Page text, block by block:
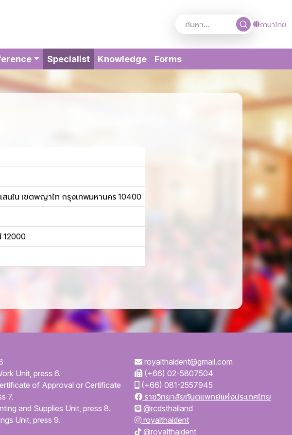
ภาษาไทย
Specialist(current)
Knowledge Forms
นใน เขตพญาไท กรุงเทพมหานคร 10400
12000
Unit, press 6.
of Approval or Certificate
7.
and Supplies Unit, press 8.
Unit, press 9.
royalthaident@gmail.com
(+66) 02-5807504
(+66) 081-2557945
ราชวิทยาลัยทันตแพทย์แห่งประเทศไทย
@rcdsthailand
royalthaident
@royalthaident